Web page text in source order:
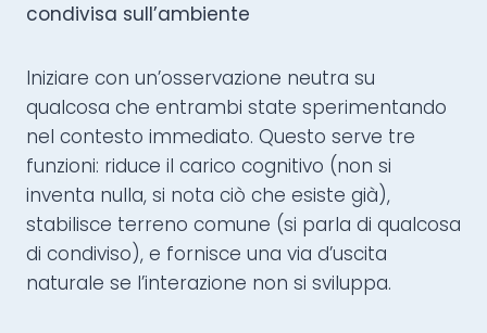
condivisa sull’ambiente
Iniziare con un’osservazione neutra su
qualcosa che entrambi state sperimentando
nel contesto immediato. Questo serve tre
funzioni: riduce il carico cognitivo (non si
inventa nulla, si nota ciò che esiste già),
stabilisce terreno comune (si parla di qualcosa
di condiviso), e fornisce una via d’uscita
naturale se l’interazione non si sviluppa.